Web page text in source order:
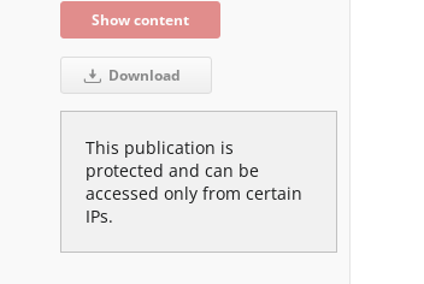
Show content
Download
This publication is
protected and can be
accessed only from certain
IPs.